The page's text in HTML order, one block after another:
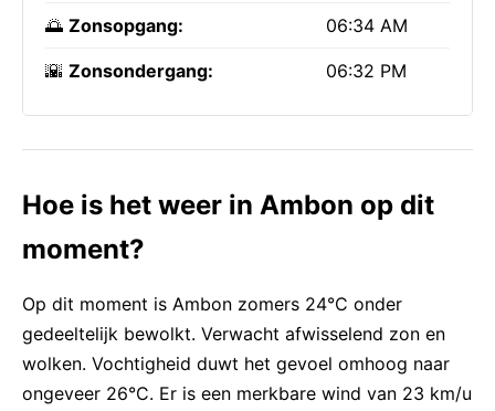
🌅 Zonsopgang: 06:34 AM
🌇 Zonsondergang: 06:32 PM
Hoe is het weer in Ambon op dit
moment?
Op dit moment is Ambon zomers 24°C onder
gedeeltelijk bewolkt. Verwacht afwisselend zon en
wolken. Vochtigheid duwt het gevoel omhoog naar
ongeveer 26°C. Er is een merkbare wind van 23 km/u